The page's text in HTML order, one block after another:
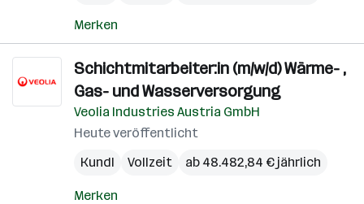
Merken
Schichtmitarbeiter:in (m/w/d) Wärme- ,
Gas- und Wasserversorgung
Veolia Industries Austria GmbH
Heute veröffentlicht
Kundl
Vollzeit ab 48.482,84 € jährlich
Merken